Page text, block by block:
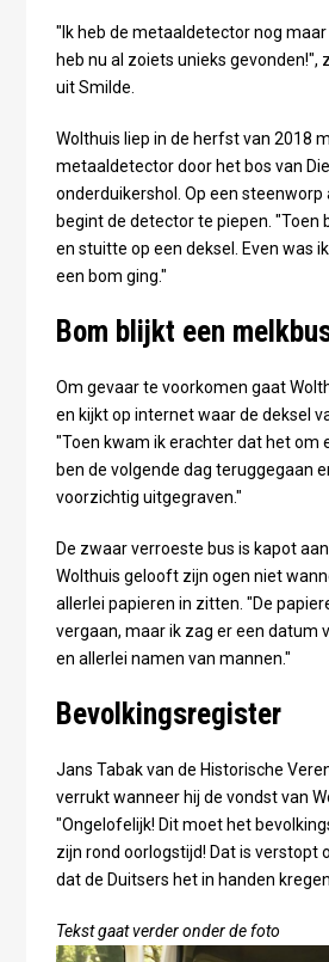
"Ik heb de metaaldetector nog
heb nu al zoiets unieks gevonden!",
uit Smilde.
Wolthuis liep in de herfst van 2018
metaaldetector door het bos van
onderduikershol. Op een steenworp
begint de detector te piepen. "Toen
en stuitte op een deksel. Even was
een bom ging."
Bom blijkt een
Om gevaar te voorkomen gaat
en kijkt op internet waar de deksel
"Toen kwam ik erachter dat het om
ben de volgende dag teruggegaan
voorzichtig uitgegraven."
De zwaar verroeste bus is kapot
Wolthuis gelooft zijn ogen niet
allerlei papieren in zitten. "De
vergaan, maar ik zag er een datum
en allerlei namen van mannen."
Bevolkingsregister
Jans Tabak van de Historische
verrukt wanneer hij de vondst van
"Ongelofelijk! Dit moet het
zijn rond oorlogstijd! Dat is verstopt
dat de Duitsers het in handen
Tekst gaat verder onder de foto